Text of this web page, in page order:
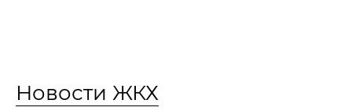
Новости ЖКХ